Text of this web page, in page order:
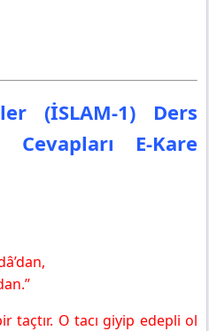
(İSLAM-1) Ders
E-Kare
taçtır. O tacı giyip edepli ol